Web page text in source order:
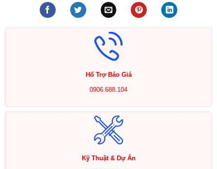
Hổ Trợ Báo Giá
0906.688.104
Kỹ Thuật & Dự Án